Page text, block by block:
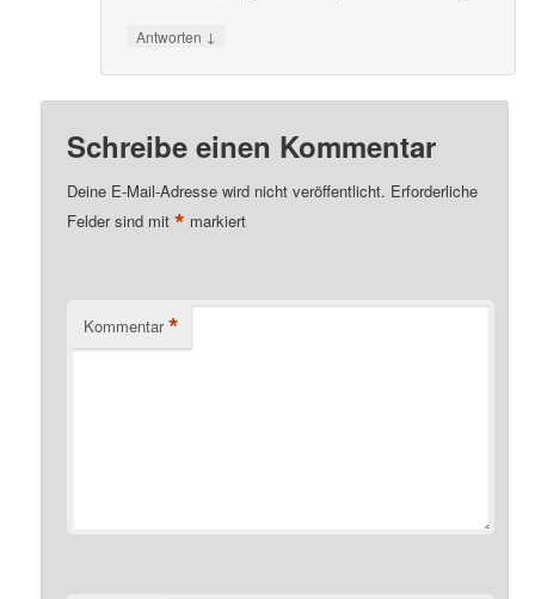
Antworten ↓
Schreibe einen Kommentar
Deine E-Mail-Adresse wird nicht veröffentlicht. Erforderliche
Felder sind mit* markiert
Kommentar *